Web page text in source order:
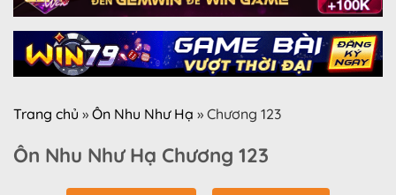
Trang chủ » Ôn Nhu Như Hạ » Chương 123
Ôn Nhu Như Hạ Chương 123